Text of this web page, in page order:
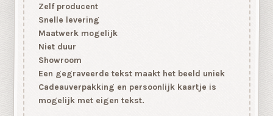
Zelf producent
Snelle levering
Maatwerk mogelijk
Niet duur
Showroom
Een gegraveerde tekst maakt het beeld uniek
Cadeauverpakking en persoonlijk kaartje is
mogelijk met eigen tekst.